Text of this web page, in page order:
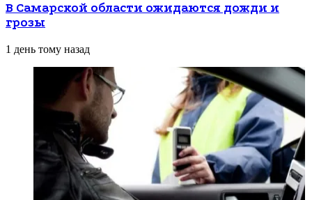
В Самарской области ожидаются дожди и
грозы
1 день тому назад